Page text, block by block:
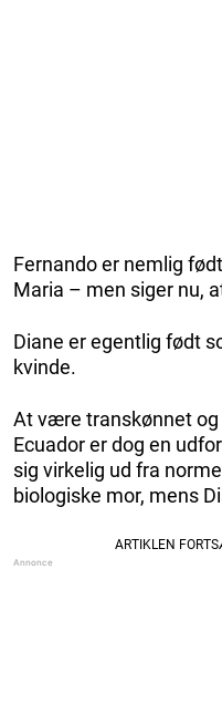
Fernando er nemlig
Maria – men siger nu,
Diane er egentlig født
kvinde.
At være transkønnet
Ecuador er dog en
sig virkelig ud fra
biologiske mor, mens